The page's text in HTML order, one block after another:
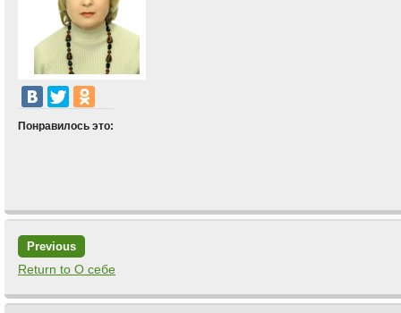
Понравилось это:
Previous
Return to О себе